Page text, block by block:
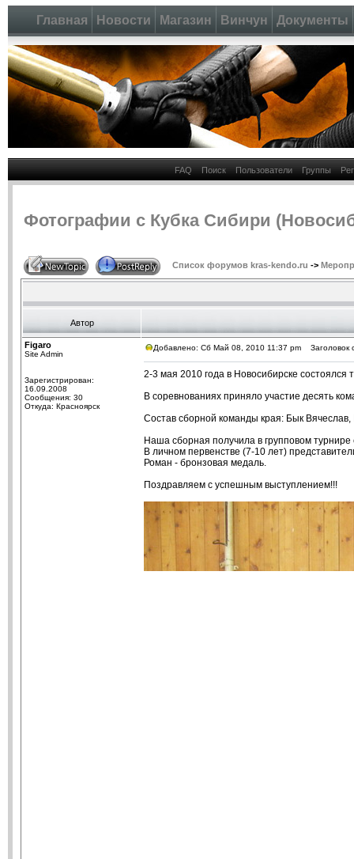
Главная Новости Магазин Винчун Документы
FAQ Поиск Пользователи Группы
Фотографии с Кубка Сибири
Список форумов kras-kendo.ru ->
Автор
Figaro
Site Admin
Зарегистрирован:
16.09.2008
Сообщения: 30
Откуда: Красноярск
Добавлено: Сб Май 08, 2010 11:37 pm Заголовок
2-3 мая 2010 года в Новосибирске
В соревнованиях приняло участие десять
Состав сборной команды края: Бык
Наша сборная получила в групповом
В личном первенстве (7-10 лет)
Роман - бронзовая медаль.
Поздравляем с успешным выступлением!!!